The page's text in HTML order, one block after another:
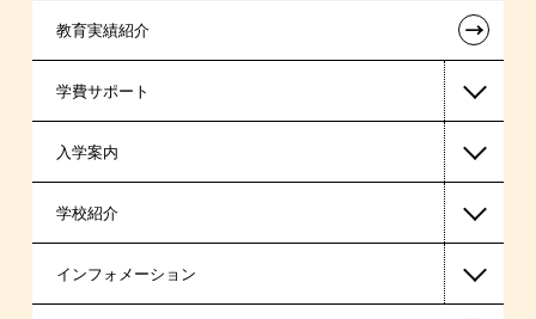
国家公務員・地方公務員系
警察官・消防官系
税理士系
ビジネス系
医療事務系
教育実績紹介 ←
学費サポート
高等教育の修学支援新制度
日本学生支援機構の奨学金
国の教育ローン
入学案内
一般入学
AO入学
学校紹介
在校生からあなたへ
インフォメーション